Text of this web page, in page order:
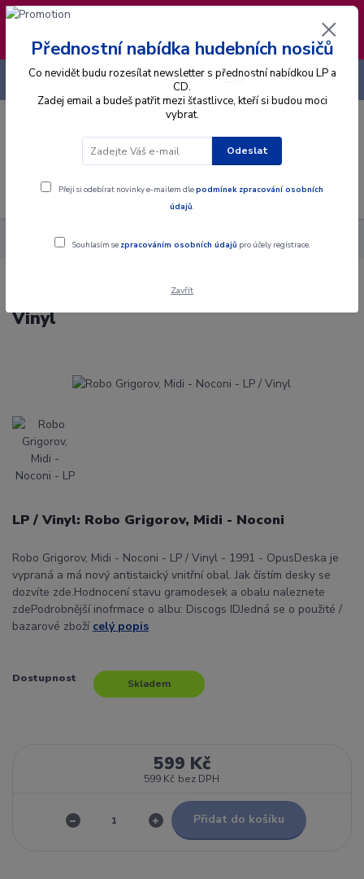
❣️ Od 4.8. do 13.8. čerpám dovolenou. Datum
expedice objednávek se posouvá na pátek
14.8.2026 🐋
Menu
CZK
+420 725 736 293
Alba Gramodesky Robo Grigorov, Midi - Noconi - LP / Vinyl
Robo Grigorov, Midi - Noconi - LP /
Vinyl
LP / Vinyl: Robo Grigorov, Midi - Noconi
Robo Grigorov, Midi - Noconi - LP / Vinyl - 1991 - OpusDeska je
vypraná a má nový antistaický vnitřní obal. Jak čístím desky se
dozvíte zde.Hodnocení stavu gramodesek a obalu naleznete
zdePodrobnější inofrmace o albu: Discogs IDJedná se o použité /
bazarové zboží celý popis
Dostupnost Skladem
599 Kč
599 Kč bez DPH
Přidat do košíku
Přednostní nabídka hudebních nosičů
Co nevidět budu rozesílat newsletter s přednostní nabídkou LP a
CD.
Zadej email a budeš patřit mezi šťastlivce, kteří si budou moci
vybrat.
Odeslat
Přeji si odebírat novinky e-mailem dlepodmínek zpracování osobních
údajů.
Souhlasím se zpracováním osobních údajů pro účely registrace.
Zavřít